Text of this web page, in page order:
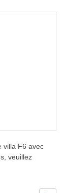
villa F6 avec
veuillez